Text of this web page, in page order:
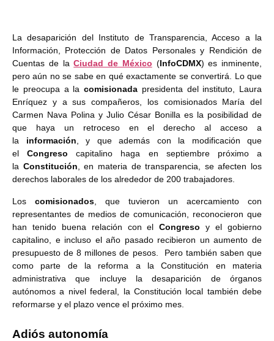
La desaparición del Instituto de Transparencia, Acceso a la
Información, Protección de Datos Personales y Rendición de
Cuentas de laCiudad de México (InfoCDMX) es inminente,
pero aún no se sabe en qué exactamente se convertirá. Lo que
le preocupa a la comisionada presidenta del instituto, Laura
Enríquez y a sus compañeros, los comisionados María del
Carmen Nava Polina y Julio César Bonilla es la posibilidad de
que haya un retroceso en el derecho al acceso a
la información , y que además con la modificación que
elCongresocapitalino haga en septiembre próximo a
la Constitución , en materia de transparencia, se afecten los
derechos laborales de los alrededor de 200 trabajadores.
Los comisionados , que tuvieron un acercamiento con
representantes de medios de comunicación, reconocieron que
han tenido buena relación con elCongresoy el gobierno
capitalino, e incluso el año pasado recibieron un aumento de
presupuesto de 8 millones de pesos. Pero también saben que
como parte de la reforma a la Constitución en materia
administrativa que incluye la desaparición de órganos
autónomos a nivel federal, la Constitución local también debe
reformarse y el plazo vence el próximo mes.
Adiós autonomía